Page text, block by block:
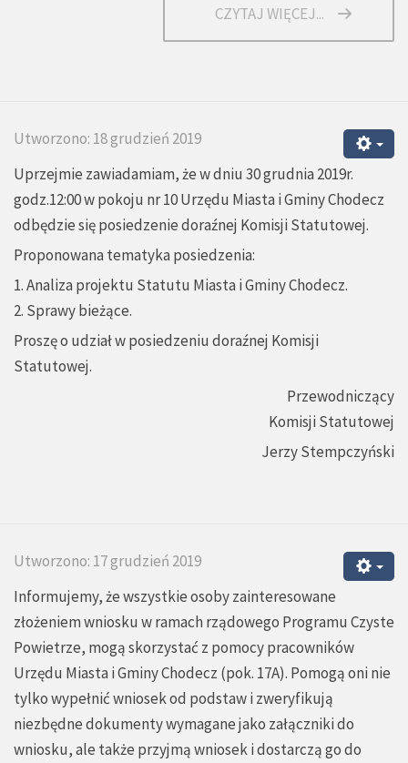
CZYTAJ WIĘCEJ...
Utworzono: 18 grudzień 2019
Uprzejmie zawiadamiam, że w dniu 30 grudnia 2019r.
godz.12:00 w pokoju nr 10 Urzędu Miasta i Gminy Chodecz
odbędzie się posiedzenie doraźnej Komisji Statutowej.
Proponowana tematyka posiedzenia:
1. Analiza projektu Statutu Miasta i Gminy Chodecz.
2. Sprawy bieżące.
Proszę o udział w posiedzeniu doraźnej Komisji
Statutowej.
Przewodniczący
Komisji Statutowej
Jerzy Stempczyński
Utworzono: 17 grudzień 2019
Informujemy, że wszystkie osoby zainteresowane
złożeniem wniosku w ramach rządowego Programu Czyste
Powietrze, mogą skorzystać z pomocy pracowników
Urzędu Miasta i Gminy Chodecz (pok. 17A). Pomogą oni nie
tylko wypełnić wniosek od podstaw i zweryfikują
niezbędne dokumenty wymagane jako załączniki do
wniosku, ale także przyjmą wniosek i dostarczą go do